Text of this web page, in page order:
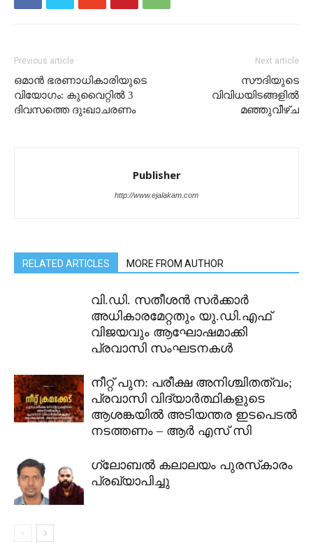
Previous article
ഒമാൻ ഭരണാധികാരിയുടെ
വിയോഗം: കുവൈറ്റിൽ 3
ദിവസത്തെ ദുഃഖാചരണം
Next article
സൗദിയുടെ
വിവിധയിടങ്ങളില്‍
മഞ്ഞുവീഴ്ച
Publisher
http://www.ejalakam.com
RELATED ARTICLES MORE FROM AUTHOR
വി.ഡി. സതീശൻ സർക്കാർ
അധികാരമേറ്റതും യു.ഡി.എഫ്
വിജയവും ആഘോഷമാക്കി
പ്രവാസി സംഘടനകൾ
നീറ്റ് പുന: പരീക്ഷ അനിശ്ചിതത്വം;
പ്രവാസി വിദ്യാർത്ഥികളുടെ
ആശങ്കയിൽ അടിയന്തര ഇടപെടൽ
നടത്തണം – ആർ എസ് സി
ഗ്ലോബല്‍ കലാലയം പുരസ്‌കാരം
പ്രഖ്യാപിച്ചു